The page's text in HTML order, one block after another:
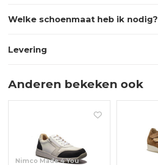
Welke schoenmaat heb ik nodig?
Levering
Anderen bekeken ook
Nimco Made 4 You